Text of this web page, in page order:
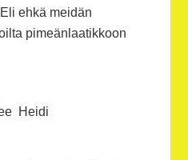
ehkä meidän
pimeänlaatikkoon
Heidi